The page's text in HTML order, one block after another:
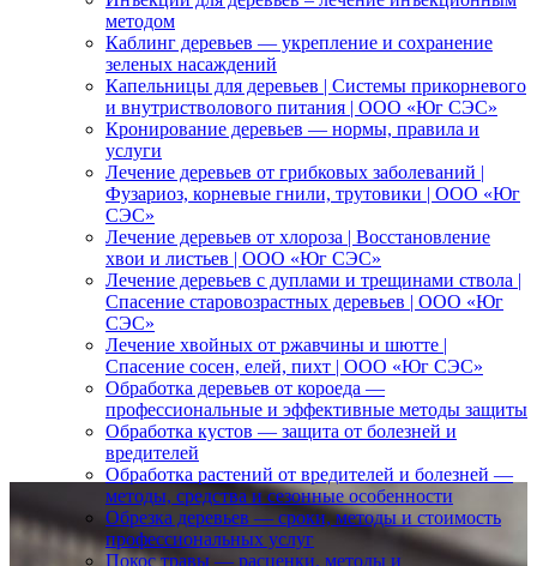
методом
Каблинг деревьев — укрепление и сохранение
зеленых насаждений
Капельницы для деревьев | Системы прикорневого
и внутристволового питания | ООО «Юг СЭС»
Кронирование деревьев — нормы, правила и
услуги
Лечение деревьев от грибковых заболеваний |
Фузариоз, корневые гнили, трутовики | ООО «Юг
СЭС»
Лечение деревьев от хлороза | Восстановление
хвои и листьев | ООО «Юг СЭС»
Лечение деревьев с дуплами и трещинами ствола |
Спасение старовозрастных деревьев | ООО «Юг
СЭС»
Лечение хвойных от ржавчины и шютте |
Спасение сосен, елей, пихт | ООО «Юг СЭС»
Обработка деревьев от короеда —
профессиональные и эффективные методы защиты
Обработка кустов — защита от болезней и
вредителей
Обработка растений от вредителей и болезней —
методы, средства и сезонные особенности
Обрезка деревьев — сроки, методы и стоимость
профессиональных услуг
Покос травы — расценки, методы и